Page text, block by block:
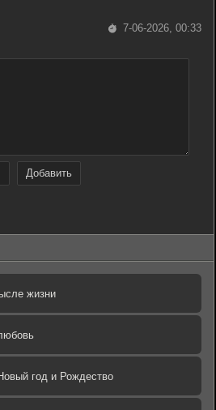
7-06-2026, 00:33
Добавить
жизни
год и Рождество